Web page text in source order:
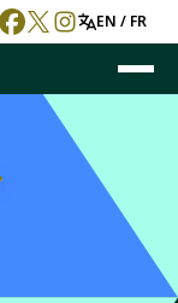
EN / FR